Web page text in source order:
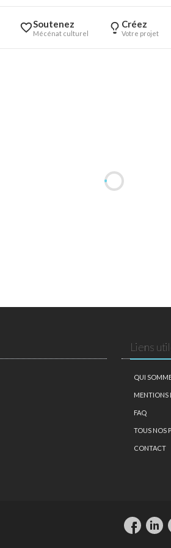
Soutenez
Mécénat culturel
Créez
Votre projet
Liens
QUI
MENTIONS
FAQ
TOUS NOS
CONTACT